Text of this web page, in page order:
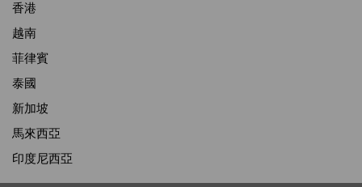
香港
越南
菲律賓
泰國
新加坡
馬來西亞
印度尼西亞